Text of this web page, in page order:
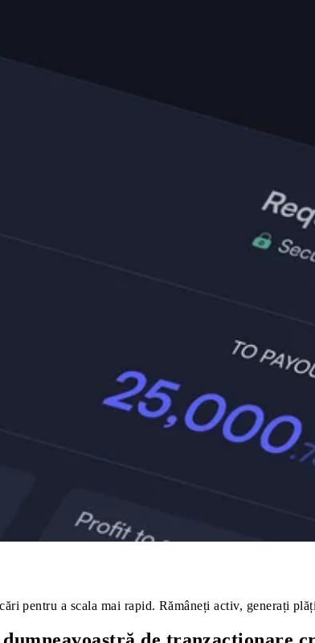
pentru a scala mai rapid. Rămâneți activ, generați